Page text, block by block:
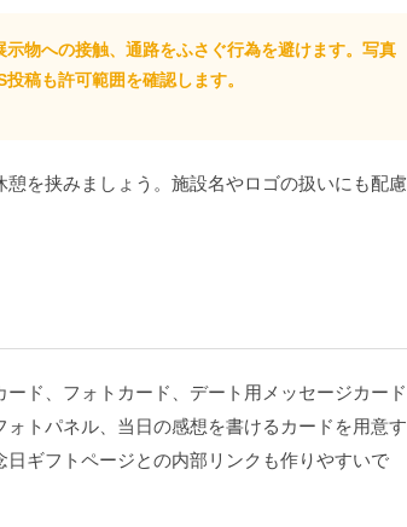
物への接触、通路をふさぐ行為を避けます。写真
稿も許可範囲を確認します。
を挟みましょう。施設名やロゴの扱いにも配慮
ド、フォトカード、デート用メッセージカード
トパネル、当日の感想を書けるカードを用意す
ギフトページとの内部リンクも作りやすいで